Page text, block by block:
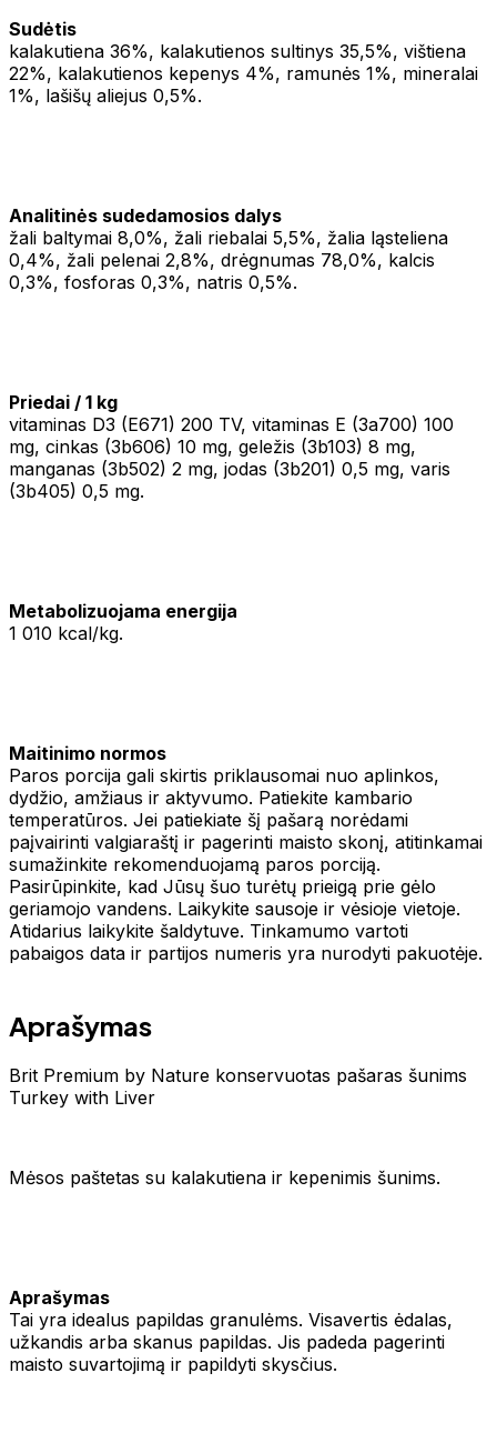
Sudėtis
kalakutiena 36%, kalakutienos sultinys 35,5%, vištiena
22%, kalakutienos kepenys 4%, ramunės 1%, mineralai
1%, lašišų aliejus 0,5%.
Analitinės sudedamosios dalys
žali baltymai 8,0%, žali riebalai 5,5%, žalia ląsteliena
0,4%, žali pelenai 2,8%, drėgnumas 78,0%, kalcis
0,3%, fosforas 0,3%, natris 0,5%.
Priedai / 1 kg
vitaminas D3 (E671) 200 TV, vitaminas E (3a700) 100
mg, cinkas (3b606) 10 mg, geležis (3b103) 8 mg,
manganas (3b502) 2 mg, jodas (3b201) 0,5 mg, varis
(3b405) 0,5 mg.
Metabolizuojama energija
1 010 kcal/kg.
Maitinimo normos
Paros porcija gali skirtis priklausomai nuo aplinkos,
dydžio, amžiaus ir aktyvumo. Patiekite kambario
temperatūros. Jei patiekiate šį pašarą norėdami
paįvairinti valgiaraštį ir pagerinti maisto skonį, atitinkamai
sumažinkite rekomenduojamą paros porciją.
Pasirūpinkite, kad Jūsų šuo turėtų prieigą prie gėlo
geriamojo vandens. Laikykite sausoje ir vėsioje vietoje.
Atidarius laikykite šaldytuve. Tinkamumo vartoti
pabaigos data ir partijos numeris yra nurodyti pakuotėje.
Aprašymas
Brit Premium by Nature konservuotas pašaras šunims
Turkey with Liver
Mėsos paštetas su kalakutiena ir kepenimis šunims.
Aprašymas
Tai yra idealus papildas granulėms. Visavertis ėdalas,
užkandis arba skanus papildas. Jis padeda pagerinti
maisto suvartojimą ir papildyti skysčius.